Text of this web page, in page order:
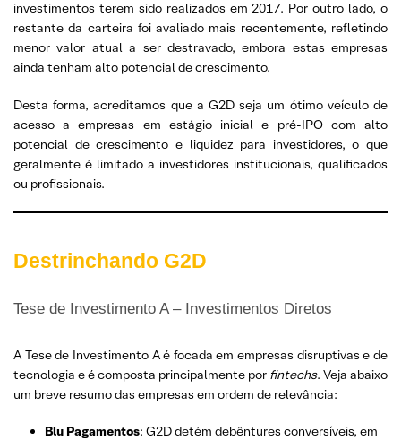
investimentos terem sido realizados em 2017. Por outro lado, o
restante da carteira foi avaliado mais recentemente, refletindo
menor valor atual a ser destravado, embora estas empresas
ainda tenham alto potencial de crescimento.
Desta forma, acreditamos que a G2D seja um ótimo veículo de
acesso a empresas em estágio inicial e pré-IPO com alto
potencial de crescimento e liquidez para investidores, o que
geralmente é limitado a investidores institucionais, qualificados
ou profissionais.
Destrinchando G2D
Tese de Investimento A – Investimentos Diretos
A Tese de Investimento A é focada em empresas disruptivas e de
tecnologia e é composta principalmente por fintechs. Veja abaixo
um breve resumo das empresas em ordem de relevância:
Blu Pagamentos: G2D detém debêntures conversíveis, em